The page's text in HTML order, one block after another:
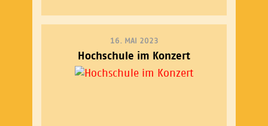
16. MAI 2023
Hochschule im Konzert